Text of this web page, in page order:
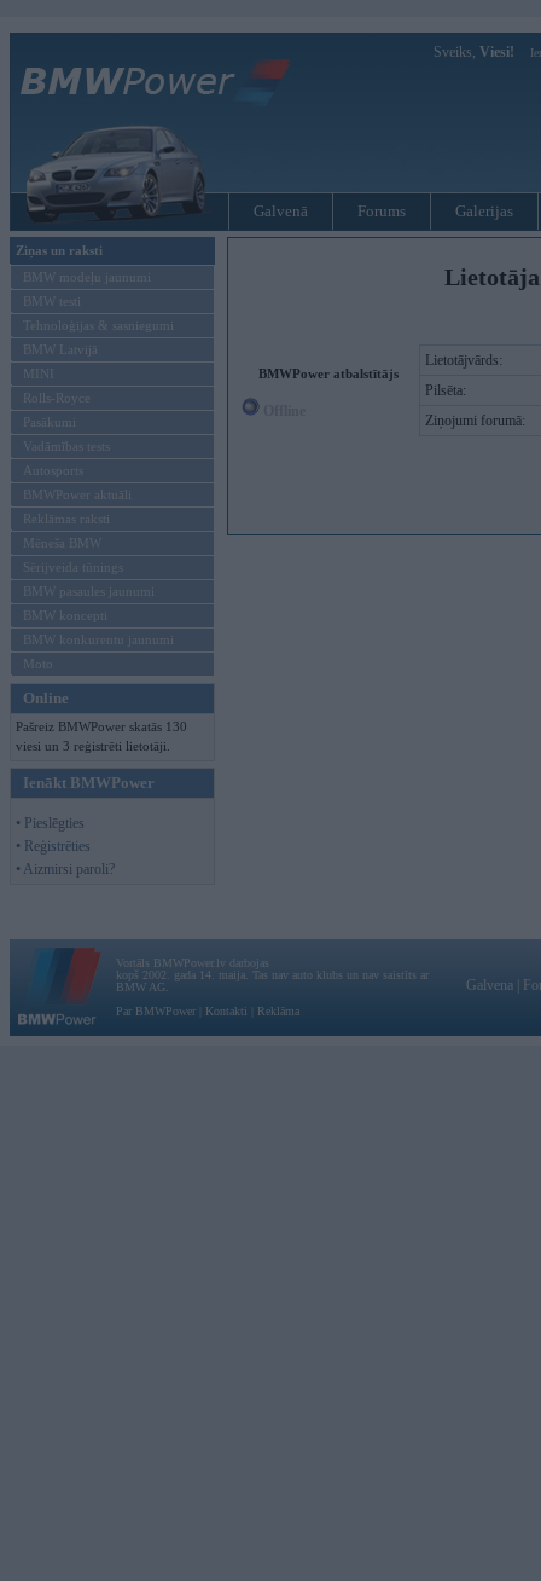
Sveiks, Viesi!
Galvenā Forums Galerijas
Ziņas un raksti
BMW modeļu jaunumi
BMW testi
Tehnoloģijas & sasniegumi
BMW Latvijā
MINI
Rolls-Royce
Pasākumi
Vadāmības tests
Autosports
BMWPower aktuāli
Reklāmas raksti
Mēneša BMW
Sērijveida tūnings
BMW pasaules jaunumi
BMW koncepti
BMW konkurentu jaunumi
Moto
Online
Pašreiz BMWPower skatās 130
viesi un 3 reģistrēti lietotāji.
Ienākt BMWPower
• Pieslēgties
• Reģistrēties
• Aizmirsi paroli?
BMWPower atbalstītājs
Lietotājvārds:
Pilsēta:
Ziņojumi forumā:
Vortāls BMWPower.lv darbojas
kopš 2002. gada 14. maija. Tas nav auto klubs un nav saistīts ar
BMW AG.
Par BMWPower
Kontakti Reklāma
Galvena